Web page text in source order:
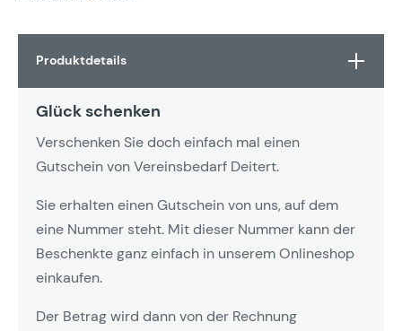
Produktdetails
Glück schenken
Verschenken Sie doch einfach mal einen
Gutschein von Vereinsbedarf Deitert.
Sie erhalten einen Gutschein von uns, auf dem
eine Nummer steht. Mit dieser Nummer kann der
Beschenkte ganz einfach in unserem Onlineshop
einkaufen.
Der Betrag wird dann von der Rechnung